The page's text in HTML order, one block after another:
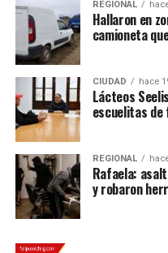
El hecho es investigado
autores y recuperar los
Fuente: Rafaela Informa
REGIONAL
Hallaron en
camioneta
CIUDAD hace
Lácteos
escuelitas de
REGIONAL
Rafaela:
y robaron